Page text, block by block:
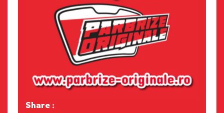
Share :